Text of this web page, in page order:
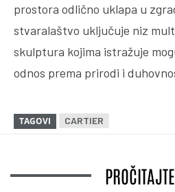
prostora odlično uklapa u
stvaralaštvo uključuje niz
skulptura kojima istražuje
odnos prema prirodi i
TAGOVI CARTIER